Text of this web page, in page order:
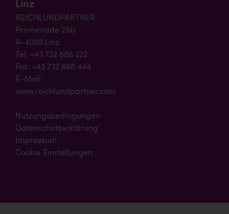
Linz
REICHLUNDPARTNER
Promenade 25b
A-4020 Linz
Tel: +43 732 666 222
Fax: +43 732 666 444
E-Mail
www.reichlundpartner.com
Nutzungsbedingungen
Datenschutzerklärung
Impressum
Cookie Einstellungen